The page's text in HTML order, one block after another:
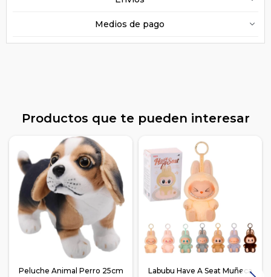
Medios de pago
Productos que te pueden interesar
Peluche Animal Perro 25cm
Labubu Have A Seat Muñeca